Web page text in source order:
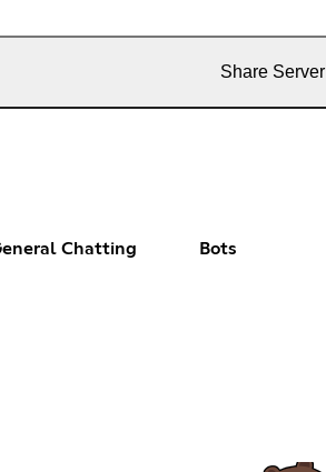
Share Server
Chatting Bots